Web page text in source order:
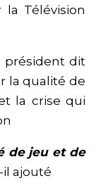
Télévision
président dit
la qualité de
la crise qui
de jeu et de
ajouté